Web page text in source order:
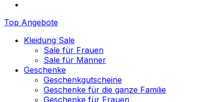
Top Angebote
Kleidung Sale
Sale für Frauen
Sale für Männer
Geschenke
Geschenkgutscheine
Geschenke für die ganze Familie
Geschenke für Frauen